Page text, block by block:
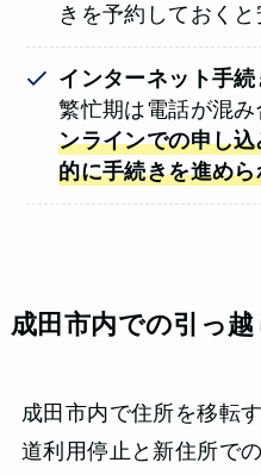
きを予約しておくと
インターネット手続
繁忙期は電話が混み
ンラインでの申し
的に手続きを進め
成田市内での引っ
成田市内で住所を移転
道利用停止と新住所で